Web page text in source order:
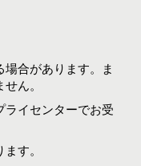
合があります。
ま
ん。
ライセンターでお受
す。